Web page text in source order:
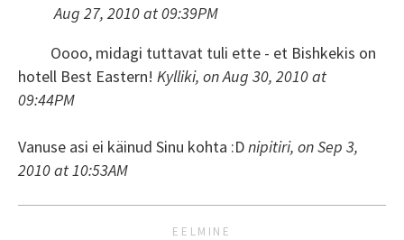
Aug 27, 2010 at 09:39PM
Oooo, midagi tuttavat tuli ette - et Bishkekis on
hotell Best Eastern! Kylliki, on Aug 30, 2010 at
09:44PM
Vanuse asi ei käinud Sinu kohta :Dnipitiri, on Sep 3,
2010 at 10:53AM
EELMINE